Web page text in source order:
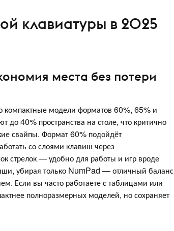
клавиатуры в 2025
места без потери
компактные модели форматов 60%, 65% и
до 40% пространства на столе, что критично
свайпы. Формат 60% подойдёт
со слоями клавиш через
стрелок — удобно для работы и игр вроде
убирая только NumPad — отличный баланс
Если вы часто работаете с таблицами или
полноразмерных моделей, но сохраняет